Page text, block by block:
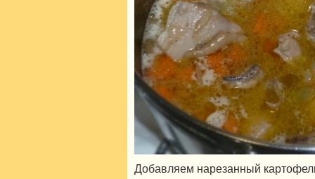
Добавляем нарезанный